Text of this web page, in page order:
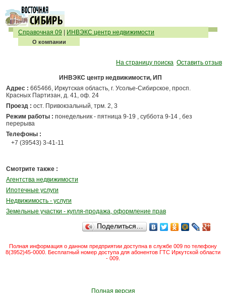
Справочная 09 ИНВЭКС центр недвижимости
О компании
На страницу поиска Оставить отзыв
ИНВЭКС центр недвижимости, ИП
Адрес : 665466, Иркутская область, г. Усолье-Сибирское, просп.
Красных Партизан, д. 41, оф. 24
Проезд : ост. Привокзальный, трм. 2, 3
Режим работы : понедельник - пятница 9-19 , суббота 9-14 , без
перерыва
Телефоны :
+7 (39543) 3-41-11
Смотрите также :
Агентства недвижимости
Ипотечные услуги
Недвижимость - услуги
Земельные участки - купля-продажа, оформление прав
Поделиться…
Полная информация о данном предприятии доступна в службе 009 по телефону
8(3952)45-0000. Бесплатный номер доступа для абонентов ГТС Иркутской области
- 009.
Полная версия